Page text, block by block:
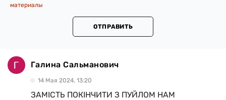
материалы
ОТПРАВИТЬ
Галина Сальманович
14 Мая 2024, 13:20
ЗАМІСТЬ ПОКІНЧИТИ З ПУЙЛОМ НАМ